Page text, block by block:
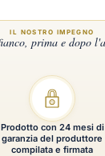
Prodotto con 24 mesi di
garanzia del produttore
compilata e firmata